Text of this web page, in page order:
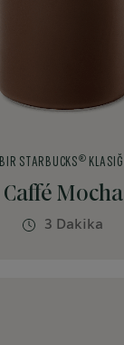
Caffé Mocha
BIR STARBUCKS ® KLASIĞI
3 Dakika